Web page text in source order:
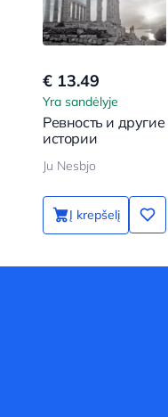
€ 13.49
Yra sandėlyje
Ревность и другие
истории
Ju Nesbjo
Į krepšelį